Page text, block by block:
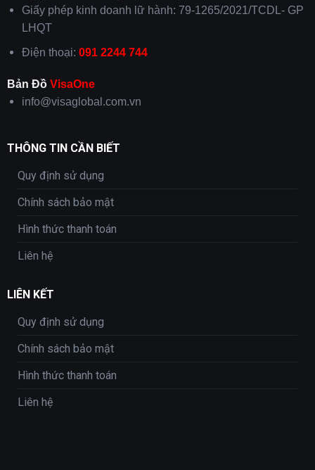
Giấy phép kinh doanh lữ hành: 79-1265/2021/TCDL- GP
LHQT
Điện thoại: 091 2244 744
Bản Đồ VisaOne
info@visaglobal.com.vn
THÔNG TIN CẦN BIẾT
Quy định sử dụng
Chính sách bảo mật
Hình thức thanh toán
Liên hệ
LIÊN KẾT
Quy định sử dụng
Chính sách bảo mật
Hình thức thanh toán
Liên hệ